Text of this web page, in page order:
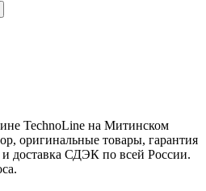
TechnoLine на Митинском
оригинальные товары, гарантия
доставка СДЭК по всей России.